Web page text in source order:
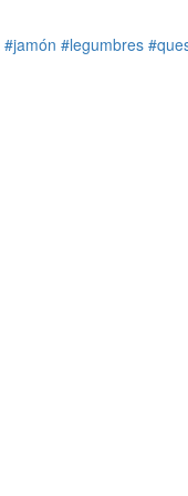
#jamón #legumbres